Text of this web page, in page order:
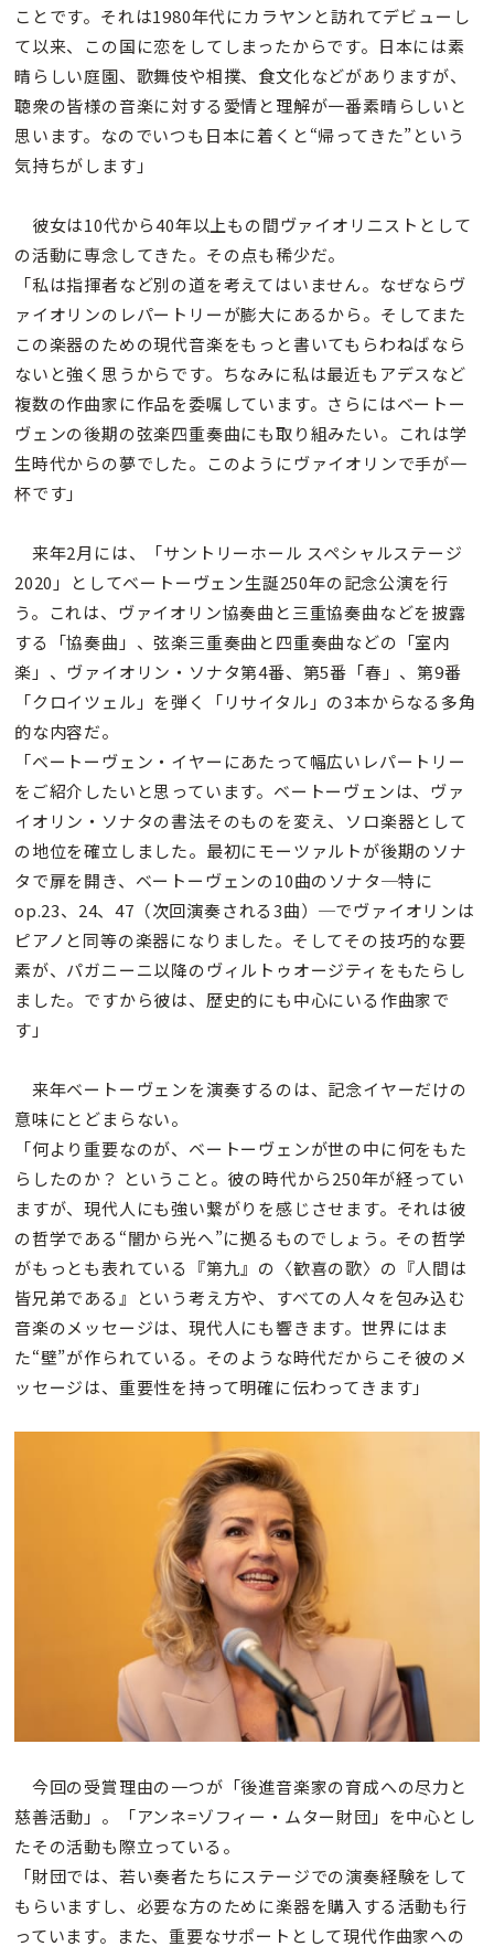
ことです。それは1980年代にカラヤンと訪れてデビューし
て以来、この国に恋をしてしまったからです。日本には素
晴らしい庭園、歌舞伎や相撲、食文化などがありますが、
聴衆の皆様の音楽に対する愛情と理解が一番素晴らしいと
思います。なのでいつも日本に着くと“帰ってきた”という
気持ちがします」
彼女は10代から40年以上もの間ヴァイオリニストとして
の活動に専念してきた。その点も稀少だ。
「私は指揮者など別の道を考えてはいません。なぜならヴ
ァイオリンのレパートリーが膨大にあるから。そしてまた
この楽器のための現代音楽をもっと書いてもらわねばなら
ないと強く思うからです。ちなみに私は最近もアデスなど
複数の作曲家に作品を委嘱しています。さらにはベートー
ヴェンの後期の弦楽四重奏曲にも取り組みたい。これは学
生時代からの夢でした。このようにヴァイオリンで手が一
杯です」
来年2月には、「サントリーホール スペシャルステージ
2020」としてベートーヴェン生誕250年の記念公演を行
う。これは、ヴァイオリン協奏曲と三重協奏曲などを披露
する「協奏曲」、弦楽三重奏曲と四重奏曲などの「室内
楽」、ヴァイオリン・ソナタ第4番、第5番「春」、第9番
「クロイツェル」を弾く「リサイタル」の3本からなる多角
的な内容だ。
「ベートーヴェン・イヤーにあたって幅広いレパートリー
をご紹介したいと思っています。ベートーヴェンは、ヴァ
イオリン・ソナタの書法そのものを変え、ソロ楽器として
の地位を確立しました。最初にモーツァルトが後期のソナ
タで扉を開き、ベートーヴェンの10曲のソナタ─特に
op.23、24、47（次回演奏される3曲）─でヴァイオリンは
ピアノと同等の楽器になりました。そしてその技巧的な要
素が、パガニーニ以降のヴィルトゥオージティをもたらし
ました。ですから彼は、歴史的にも中心にいる作曲家で
す」
来年ベートーヴェンを演奏するのは、記念イヤーだけの
意味にとどまらない。
「何より重要なのが、ベートーヴェンが世の中に何をもた
らしたのか？ ということ。彼の時代から250年が経ってい
ますが、現代人にも強い繋がりを感じさせます。それは彼
の哲学である“闇から光へ”に拠るものでしょう。その哲学
がもっとも表れている『第九』の〈歓喜の歌〉の『人間は
皆兄弟である』という考え方や、すべての人々を包み込む
音楽のメッセージは、現代人にも響きます。世界にはま
た“壁”が作られている。そのような時代だからこそ彼のメ
ッセージは、重要性を持って明確に伝わってきます」
今回の受賞理由の一つが「後進音楽家の育成への尽力と
慈善活動」。「アンネ=ゾフィー・ムター財団」を中心とし
たその活動も際立っている。
「財団では、若い奏者たちにステージでの演奏経験をして
もらいますし、必要な方のために楽器を購入する活動も行
っています。また、重要なサポートとして現代作曲家への